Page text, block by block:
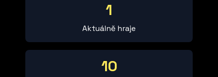
1
Aktuálně hraje
10